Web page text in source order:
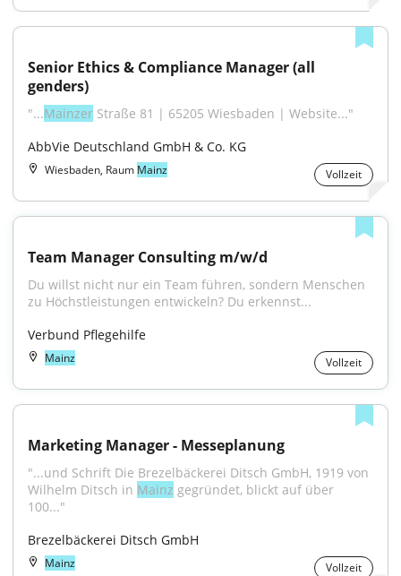
Senior Ethics & Compliance Manager (all
genders)
"...Mainzer Straße 81 | 65205 Wiesbaden | Website..."
AbbVie Deutschland GmbH & Co. KG
Wiesbaden, Raum Mainz Vollzeit
Team Manager Consulting m/w/d
Du willst nicht nur ein Team führen, sondern Menschen
zu Höchstleistungen entwickeln? Du erkennst...
Verbund Pflegehilfe
Mainz Vollzeit
Marketing Manager - Messeplanung
"...und Schrift Die Brezelbäckerei Ditsch GmbH, 1919 von
Wilhelm Ditsch in Mainz gegründet, blickt auf über
100..."
Brezelbäckerei Ditsch GmbH
Mainz Vollzeit